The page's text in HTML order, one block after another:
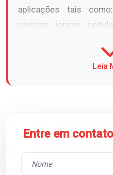
aplicações tais
revistas, jornais,
corta a fita
Leia
Entre em